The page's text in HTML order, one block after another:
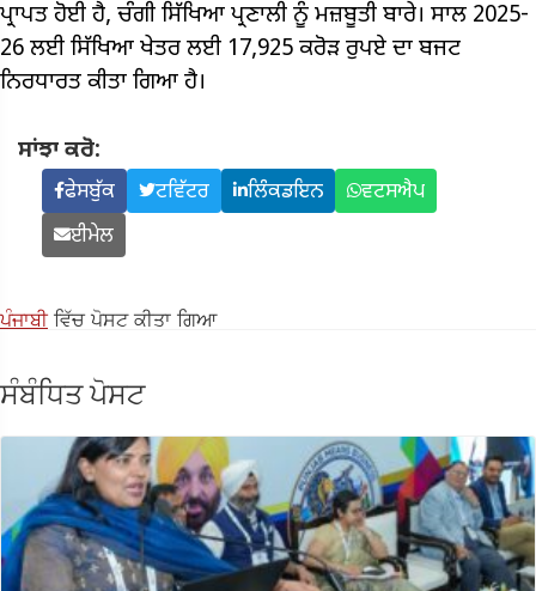
ਪ੍ਰਾਪਤ ਹੋਈ ਹੈ, ਚੰਗੀ ਸਿੱਖਿਆ ਪ੍ਰਣਾਲੀ ਨੂੰ ਮਜ਼ਬੂਤੀ ਬਾਰੇ। ਸਾਲ 2025-
26 ਲਈ ਸਿੱਖਿਆ ਖੇਤਰ ਲਈ 17,925 ਕਰੋੜ ਰੁਪਏ ਦਾ ਬਜਟ
ਨਿਰਧਾਰਤ ਕੀਤਾ ਗਿਆ ਹੈ।
ਸਾਂਝਾ ਕਰੋ:
ਫੇਸਬੁੱਕ ਟਵਿੱਟਰ ਲਿੰਕਡਇਨ
ਵਟਸਐਪ
ਈਮੇਲ
ਪੰਜਾਬੀਵਿੱਚ ਪੋਸਟ ਕੀਤਾ ਗਿਆ
ਸੰਬੰਧਿਤ ਪੋਸਟ